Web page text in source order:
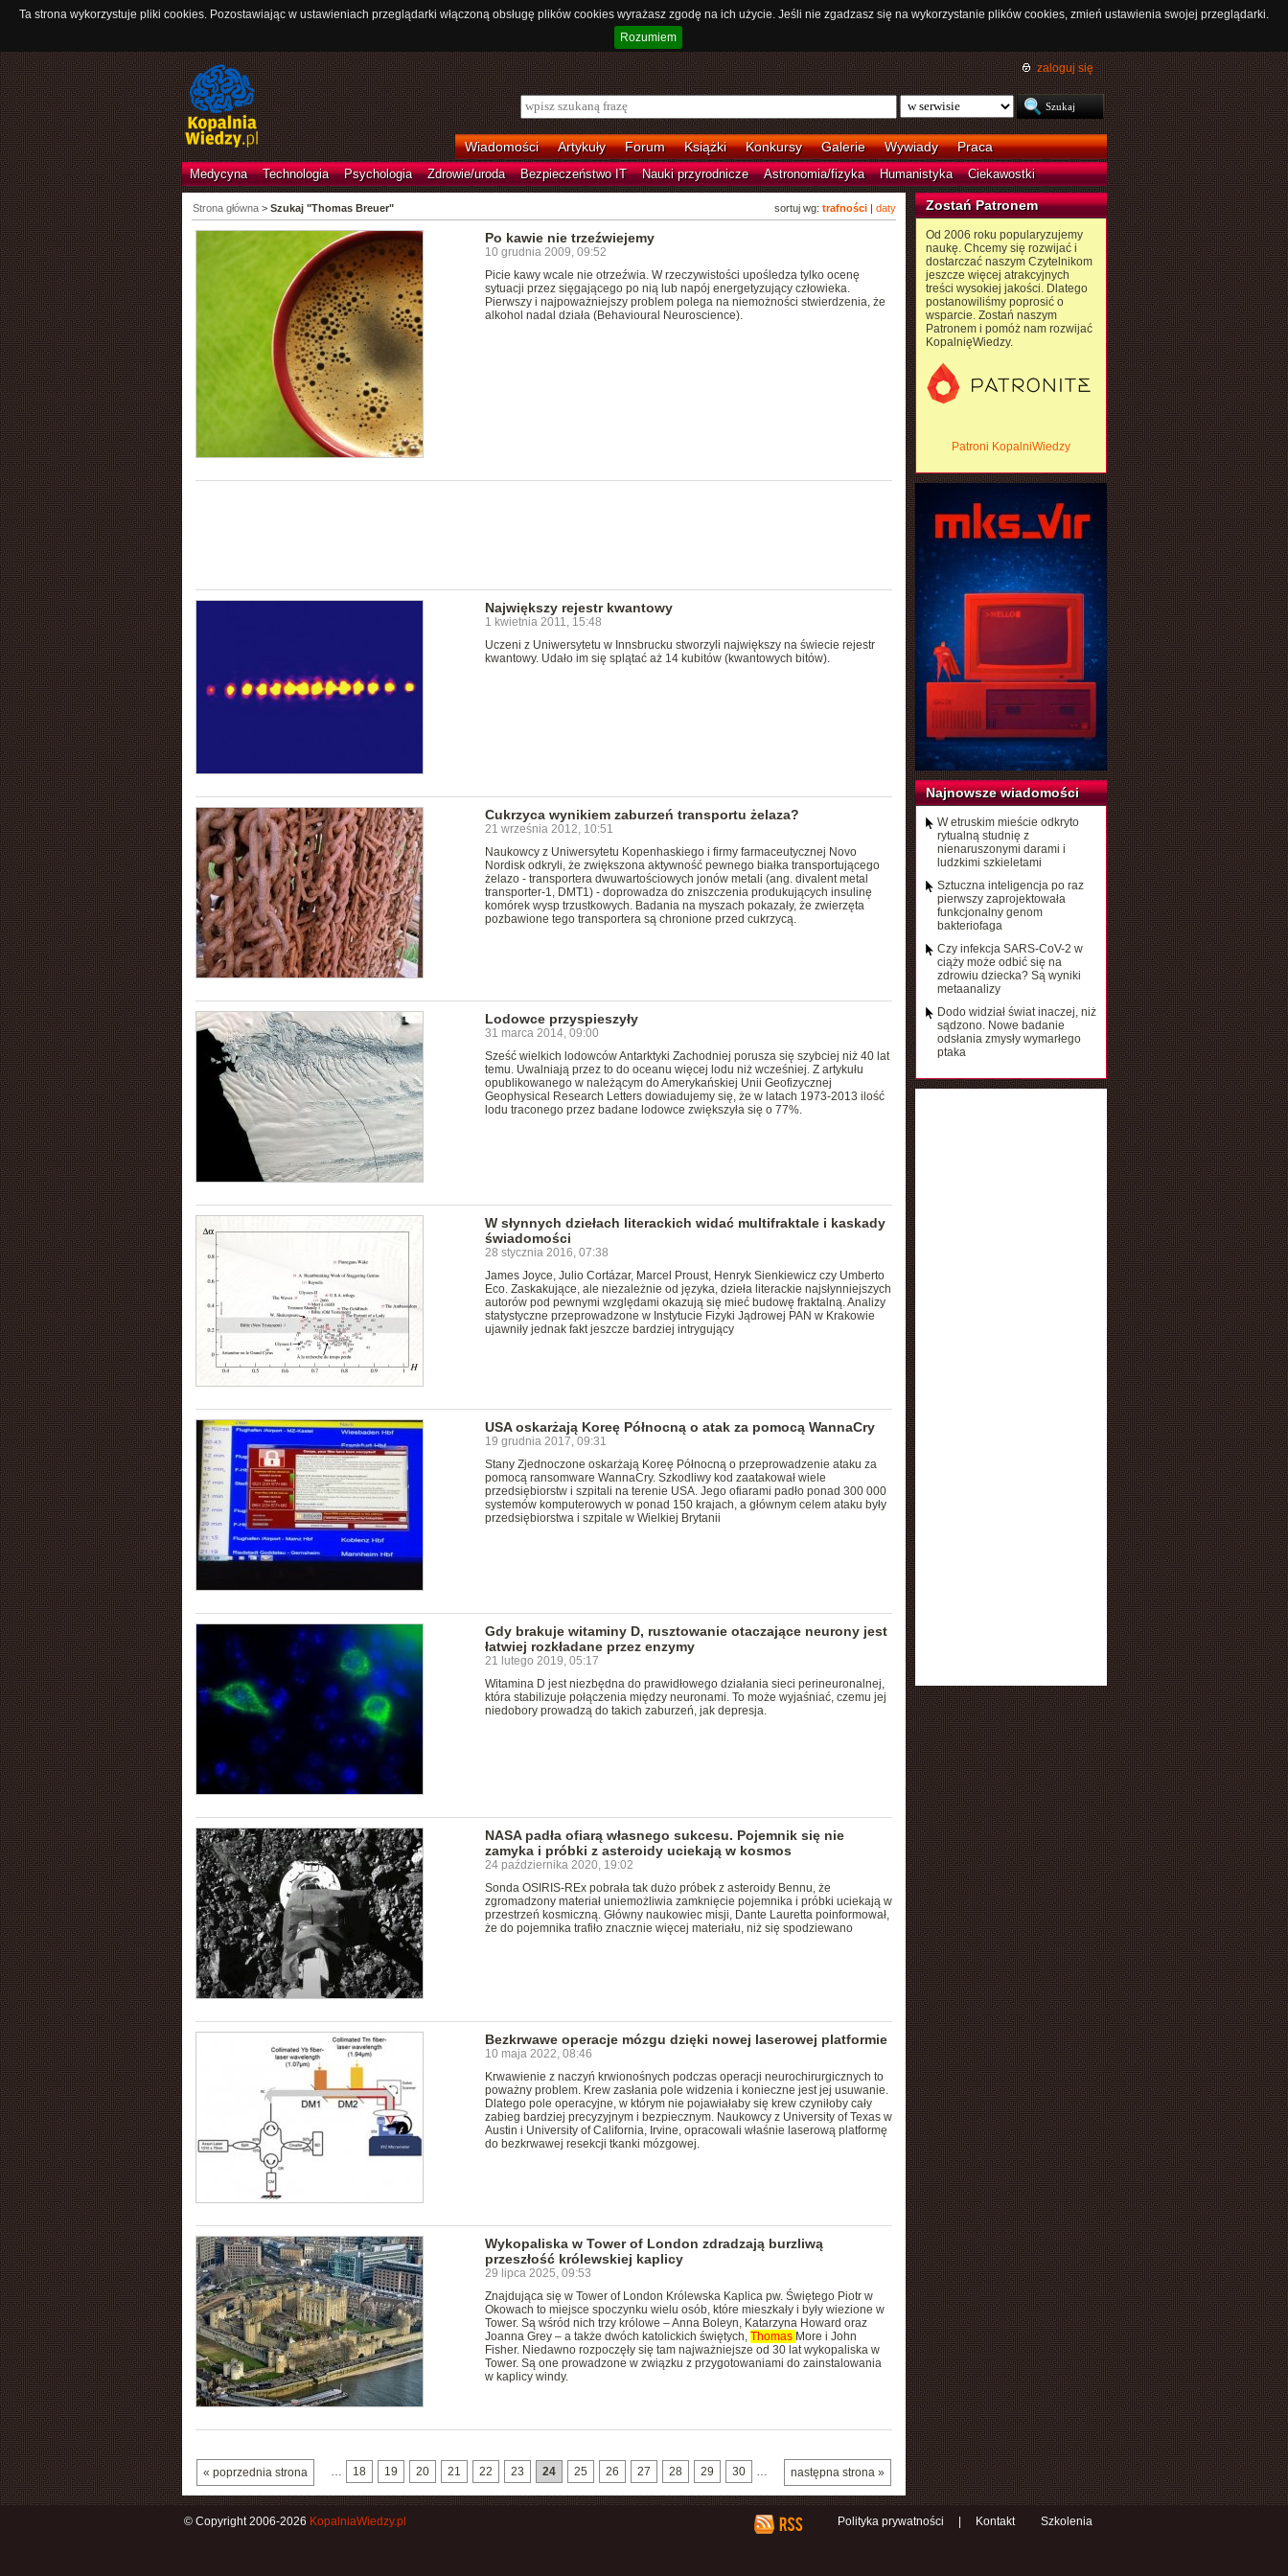
Ta strona wykorzystuje pliki cookies. Pozostawiając w ustawieniach przeglądarki włączoną obsługę plików cookies wyrażasz zgodę na ich użycie. Jeśli nie zgadzasz się na wykorzystanie plików cookies, zmień ustawienia swojej przeglądarki.
Rozumiem
zaloguj się
Wiadomości Artykuły Forum Książki Konkursy Galerie Wywiady Praca
Medycyna Technologia Psychologia Zdrowie/uroda Bezpieczeństwo IT Nauki przyrodnicze Astronomia/fizyka Humanistyka Ciekawostki
sortuj wg: trafności| daty
Strona główna> Szukaj "Thomas Breuer"
Po kawie nie trzeźwiejemy
10 grudnia 2009, 09:52
Picie kawy wcale nie otrzeźwia. W rzeczywistości upośledza tylko ocenę
sytuacji przez sięgającego po nią lub napój energetyzujący człowieka.
Pierwszy i najpoważniejszy problem polega na niemożności stwierdzenia, że
alkohol nadal działa (Behavioural Neuroscience).
Największy rejestr kwantowy
1 kwietnia 2011, 15:48
Uczeni z Uniwersytetu w Innsbrucku stworzyli największy na świecie rejestr
kwantowy. Udało im się splątać aż 14 kubitów (kwantowych bitów).
Cukrzyca wynikiem zaburzeń transportu żelaza?
21 września 2012, 10:51
Naukowcy z Uniwersytetu Kopenhaskiego i firmy farmaceutycznej Novo
Nordisk odkryli, że zwiększona aktywność pewnego białka transportującego
żelazo - transportera dwuwartościowych jonów metali (ang. divalent metal
transporter-1, DMT1) - doprowadza do zniszczenia produkujących insulinę
komórek wysp trzustkowych. Badania na myszach pokazały, że zwierzęta
pozbawione tego transportera są chronione przed cukrzycą.
Lodowce przyspieszyły
31 marca 2014, 09:00
Sześć wielkich lodowców Antarktyki Zachodniej porusza się szybciej niż 40 lat
temu. Uwalniają przez to do oceanu więcej lodu niż wcześniej. Z artykułu
opublikowanego w należącym do Amerykańskiej Unii Geofizycznej
Geophysical Research Letters dowiadujemy się, że w latach 1973-2013 ilość
lodu traconego przez badane lodowce zwiększyła się o 77%.
W słynnych dziełach literackich widać multifraktale i kaskady
świadomości
28 stycznia 2016, 07:38
James Joyce, Julio Cortázar, Marcel Proust, Henryk Sienkiewicz czy Umberto
Eco. Zaskakujące, ale niezależnie od języka, dzieła literackie najsłynniejszych
autorów pod pewnymi względami okazują się mieć budowę fraktalną. Analizy
statystyczne przeprowadzone w Instytucie Fizyki Jądrowej PAN w Krakowie
ujawniły jednak fakt jeszcze bardziej intrygujący
USA oskarżają Koreę Północną o atak za pomocą WannaCry
19 grudnia 2017, 09:31
Stany Zjednoczone oskarżają Koreę Północną o przeprowadzenie ataku za
pomocą ransomware WannaCry. Szkodliwy kod zaatakował wiele
przedsiębiorstw i szpitali na terenie USA. Jego ofiarami padło ponad 300 000
systemów komputerowych w ponad 150 krajach, a głównym celem ataku były
przedsiębiorstwa i szpitale w Wielkiej Brytanii
Gdy brakuje witaminy D, rusztowanie otaczające neurony jest
łatwiej rozkładane przez enzymy
21 lutego 2019, 05:17
Witamina D jest niezbędna do prawidłowego działania sieci perineuronalnej,
która stabilizuje połączenia między neuronami. To może wyjaśniać, czemu jej
niedobory prowadzą do takich zaburzeń, jak depresja.
NASA padła ofiarą własnego sukcesu. Pojemnik się nie
zamyka i próbki z asteroidy uciekają w kosmos
24 października 2020, 19:02
Sonda OSIRIS-REx pobrała tak dużo próbek z asteroidy Bennu, że
zgromadzony materiał uniemożliwia zamknięcie pojemnika i próbki uciekają w
przestrzeń kosmiczną. Główny naukowiec misji, Dante Lauretta poinformował,
że do pojemnika trafiło znacznie więcej materiału, niż się spodziewano
Bezkrwawe operacje mózgu dzięki nowej laserowej platformie
10 maja 2022, 08:46
Krwawienie z naczyń krwionośnych podczas operacji neurochirurgicznych to
poważny problem. Krew zasłania pole widzenia i konieczne jest jej usuwanie.
Dlatego pole operacyjne, w którym nie pojawiałaby się krew czyniłoby cały
zabieg bardziej precyzyjnym i bezpiecznym. Naukowcy z University of Texas w
Austin i University of California, Irvine, opracowali właśnie laserową platformę
do bezkrwawej resekcji tkanki mózgowej.
Wykopaliska w Tower of London zdradzają burzliwą
przeszłość królewskiej kaplicy
29 lipca 2025, 09:53
Znajdująca się w Tower of London Królewska Kaplica pw. Świętego Piotr w
Okowach to miejsce spoczynku wielu osób, które mieszkały i były wiezione w
Tower. Są wśród nich trzy królowe – Anna Boleyn, Katarzyna Howard oraz
Joanna Grey – a także dwóch katolickich świętych, Thomas More i John
Fisher. Niedawno rozpoczęły się tam najważniejsze od 30 lat wykopaliska w
Tower. Są one prowadzone w związku z przygotowaniami do zainstalowania
w kaplicy windy.
« poprzednia strona następna strona »
… 18 19 20 21 22 23 24 25 26 27 28 29 30 …
Zostań Patronem
Od 2006 roku popularyzujemy
naukę. Chcemy się rozwijać i
dostarczać naszym Czytelnikom
jeszcze więcej atrakcyjnych
treści wysokiej jakości. Dlatego
postanowiliśmy poprosić o
wsparcie. Zostań naszym
Patronem i pomóż nam rozwijać
KopalnięWiedzy.
Patroni KopalniWiedzy
Najnowsze wiadomości
W etruskim mieście odkryto
rytualną studnię z
nienaruszonymi darami i
ludzkimi szkieletami
Sztuczna inteligencja po raz
pierwszy zaprojektowała
funkcjonalny genom
bakteriofaga
Czy infekcja SARS-CoV-2 w
ciąży może odbić się na
zdrowiu dziecka? Są wyniki
metaanalizy
Dodo widział świat inaczej, niż
sądzono. Nowe badanie
odsłania zmysły wymarłego
ptaka
Polityka prywatności Kontakt Szkolenia
© Copyright 2006-2026 KopalniaWiedzy.pl